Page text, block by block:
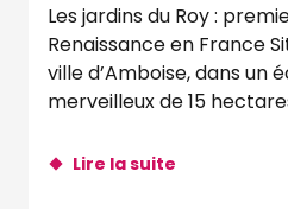
Les jardins du Roy :
Renaissance en France Situé au cœur de la
ville d’Amboise, dans un
merveilleux de 15
Lire la suite